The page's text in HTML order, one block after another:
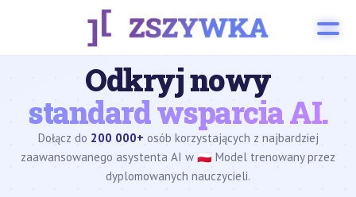
Odkryj nowy
standard wsparcia AI.
Dołącz do 200 000+ osób korzystających z najbardziej
zaawansowanego asystenta AI w 🇵🇱 Model trenowany przez
dyplomowanych nauczycieli.